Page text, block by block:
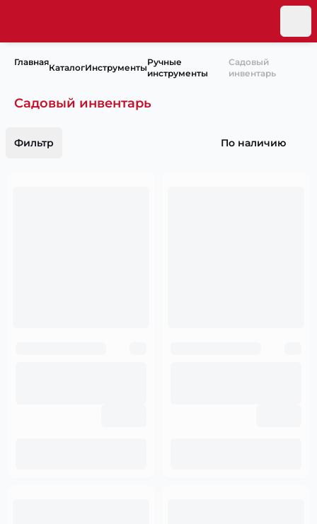
Главная
КаталогИнструменты
Ручные
инструменты
Садовый
инвентарь
Садовый инвентарь
Фильтр По наличию